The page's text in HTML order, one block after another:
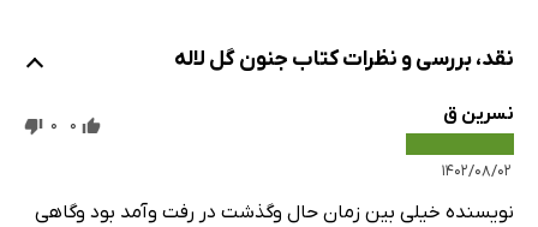
نقد، بررسی و نظرات کتاب جنون گل لاله
نسرین ق
۱۴۰۲/۰۸/۰۲
0
0
نویسنده خیلی بین زمان حال وگذشت در رفت وآمد بود وگاهی